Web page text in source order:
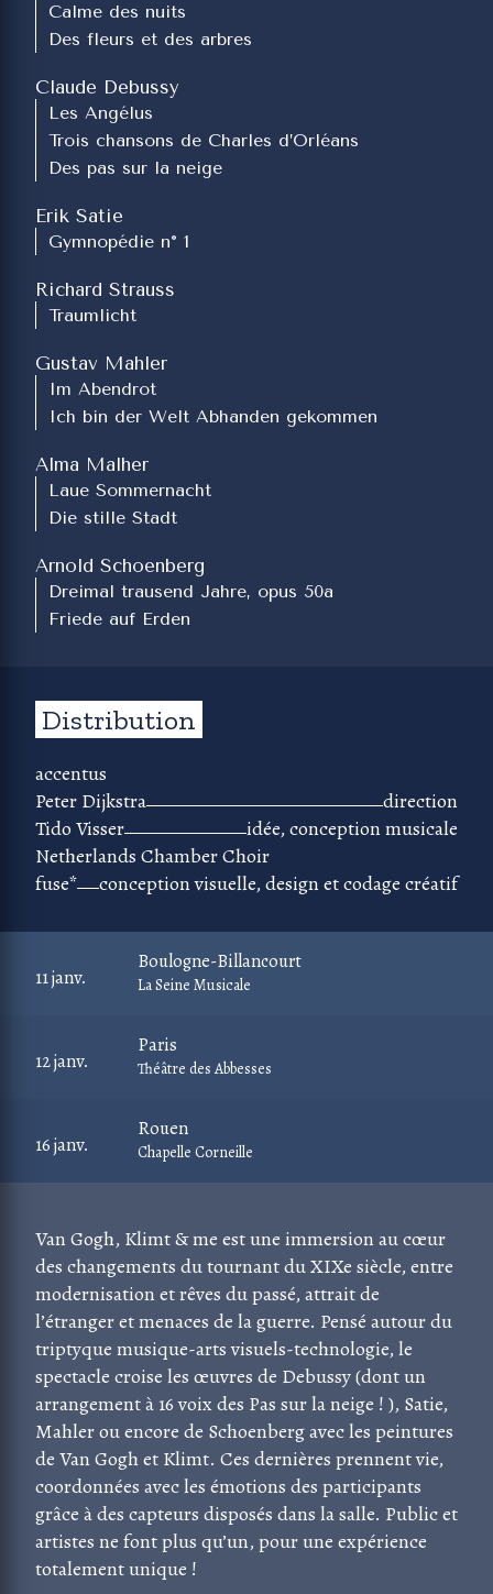
Calme des nuits
Des fleurs et des arbres
Claude Debussy
Les Angélus
Trois chansons de Charles d’Orléans
Des pas sur la neige
Erik Satie
Gymnopédie n° 1
Richard Strauss
Traumlicht
Gustav Mahler
Im Abendrot
Ich bin der Welt Abhanden gekommen
Alma Malher
Laue Sommernacht
Die stille Stadt
Arnold Schoenberg
Dreimal trausend Jahre, opus 50a
Friede auf Erden
Distribution
accentus
Peter Dijkstra
direction
Tido Visser
idée, conception musicale
Netherlands Chamber Choir
fuse*
conception visuelle, design et codage créatif
11 janv.
Boulogne-Billancourt
La Seine Musicale
12 janv.
Paris
Théâtre des Abbesses
16 janv.
Rouen
Chapelle Corneille
Van Gogh, Klimt & me est une immersion au cœur
des changements du tournant du XIXe siècle, entre
modernisation et rêves du passé, attrait de
l’étranger et menaces de la guerre. Pensé autour du
triptyque musique-arts visuels-technologie, le
spectacle croise les œuvres de Debussy (dont un
arrangement à 16 voix des Pas sur la neige ! ), Satie,
Mahler ou encore de Schoenberg avec les peintures
de Van Gogh et Klimt. Ces dernières prennent vie,
coordonnées avec les émotions des participants
grâce à des capteurs disposés dans la salle. Public et
artistes ne font plus qu’un, pour une expérience
totalement unique !